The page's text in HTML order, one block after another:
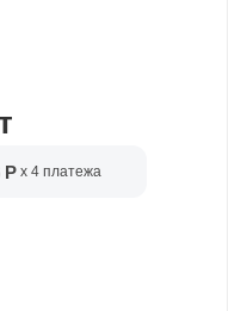
Р x 4 платежа